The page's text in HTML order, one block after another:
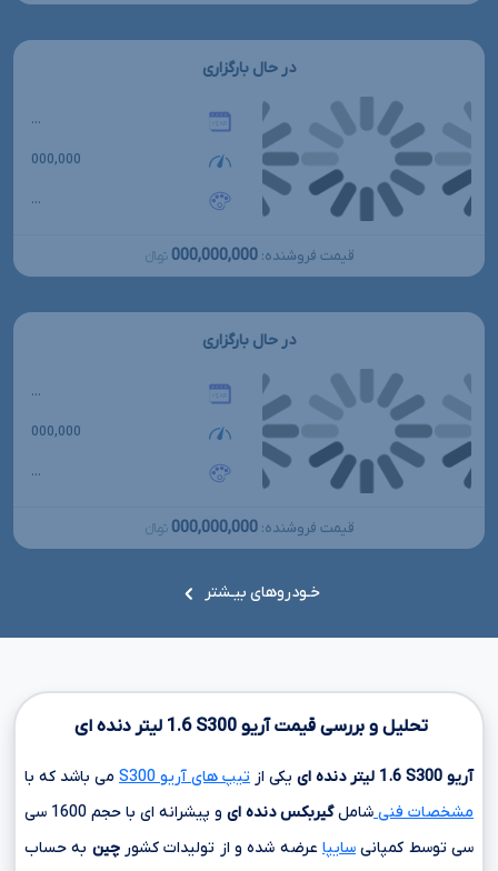
در حال بارگزاری
...
000,000
...
قیمت فروشنده: 000,000,000 تومانءءء
در حال بارگزاری
...
000,000
...
قیمت فروشنده: 000,000,000 تومانءءء
خـودروهای بیـشتر
تحلیل و بررسی قیمت آریو S300
1.6 لیتر دنده ای
آریو S300
1.6 لیتر دنده ای یکی از تیپ های آریو S300
می باشد که با
مشخصات فنی شاملگیربکس دنده ای و پیشرانه ای با حجم
1600 سی
سیتوسط کمپانی سایپاعرضه شده و از تولیدات کشورچین به حساب